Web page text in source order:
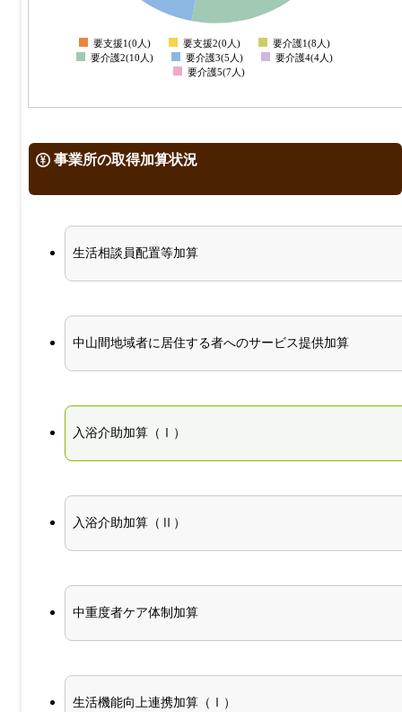
0
要支援1(0人) 要支援2(0人)
要介護1(8人)
要介護2(10人)
要介護3(5人)
要介護4(4人)
要介護5(7人)
事業所の取得加算状況
生活相談員配置等加算
中山間地域者に居住する者へのサービス提供加算
入浴介助加算（Ⅰ）
入浴介助加算（Ⅱ）
中重度者ケア体制加算
生活機能向上連携加算（Ⅰ）